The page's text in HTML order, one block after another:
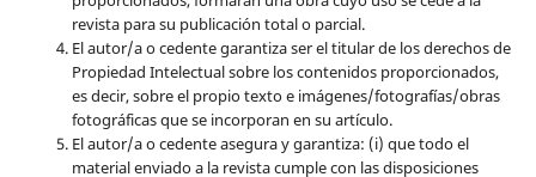
revista para su publicación total o parcial.
El autor/a o cedente garantiza ser el titular de los derechos de
Propiedad Intelectual sobre los contenidos proporcionados,
es decir, sobre el propio texto e imágenes/fotografías/obras
fotográficas que se incorporan en su artículo.
El autor/a o cedente asegura y garantiza: (i) que todo el
material enviado a la revista cumple con las disposiciones